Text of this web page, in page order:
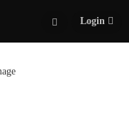
Login